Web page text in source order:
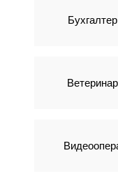
Бухгалтер
Ветеринар